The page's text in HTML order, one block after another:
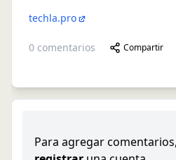
techla.pro
0 comentarios Compartir
Para agregar